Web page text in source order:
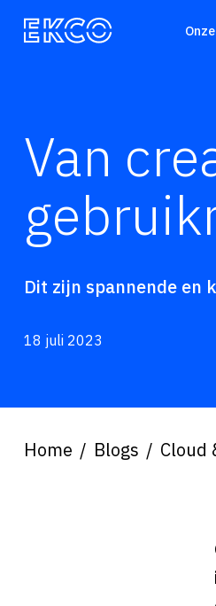
Van
Dit zijn spannende en
18 juli 2023
Home Blogs Cloud